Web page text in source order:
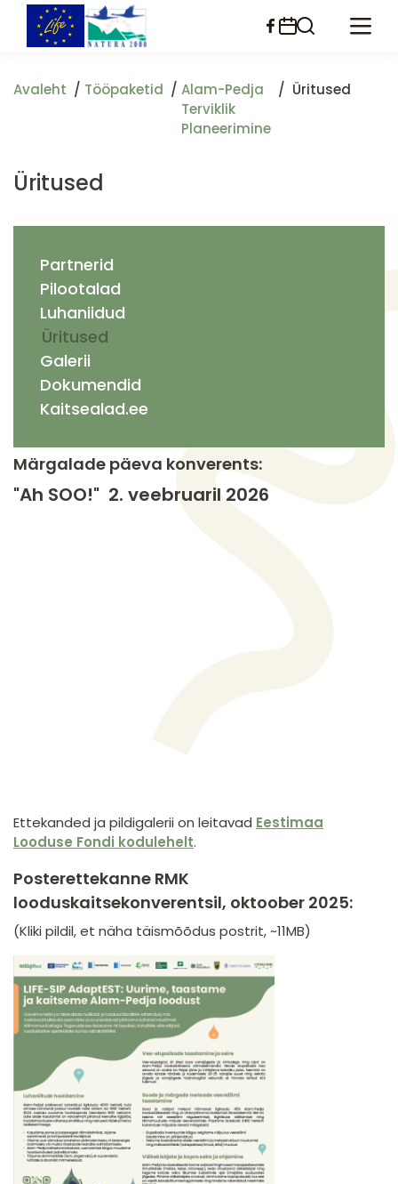
Liigu
edasi
põhisisu
Avaleht Tööpaketid
Alam-Pedja
Terviklik
Planeerimine
Üritused
Üritused
Partnerid
Pilootalad
Luhaniidud
Üritused
Galerii
Dokumendid
Kaitsealad.ee
Märgalade päeva konverents:
"Ah SOO!" 2. veebruaril 2026
Ettekanded ja pildigalerii on leitavad Eestimaa
Looduse Fondi kodulehelt.
Posterettekanne RMK
looduskaitsekonverentsil, oktoober 2025:
(Kliki pildil, et näha täismõõdus postrit, ~11MB)